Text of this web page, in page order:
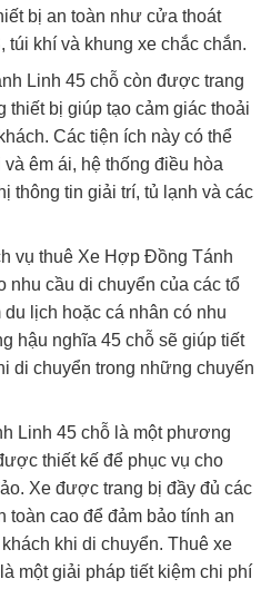
bị an toàn như cửa thoát
túi khí và khung xe chắc chắn.
Linh 45 chỗ còn được trang
thiết bị giúp tạo cảm giác thoải
Các tiện ích này có thể
êm ái, hệ thống điều hòa
thông tin giải trí, tủ lạnh và các
vụ thuê Xe Hợp Đồng Tánh
nhu cầu di chuyển của các tổ
lịch hoặc cá nhân có nhu
hậu nghĩa 45 chỗ sẽ giúp tiết
di chuyển trong những chuyến
Linh 45 chỗ là một phương
thiết kế để phục vụ cho
Xe được trang bị đầy đủ các
toàn cao để đảm bảo tính an
khi di chuyển. Thuê xe
một giải pháp tiết kiệm chi phí